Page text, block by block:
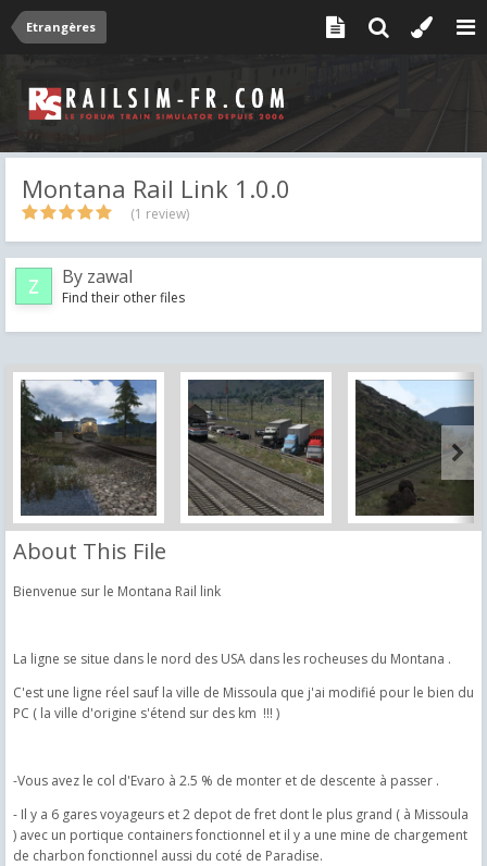
Etrangères
Montana Rail Link 1.0.0
(1 review)
By zawal
Find their other files
About This File
Bienvenue sur le Montana Rail link
La ligne se situe dans le nord des USA dans les rocheuses du Montana .
C'est une ligne réel sauf la ville de Missoula que j'ai modifié pour le bien du
PC ( la ville d'origine s'étend sur des km !!! )
-Vous avez le col d'Evaro à 2.5 % de monter et de descente à passer .
- Il y a 6 gares voyageurs et 2 depot de fret dont le plus grand ( à Missoula
) avec un portique containers fonctionnel et il y a une mine de chargement
de charbon fonctionnel aussi du coté de Paradise.